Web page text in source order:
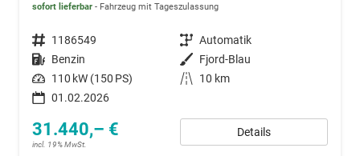
sofort lieferbar Fahrzeug mit Tageszulassung
Fahrzeugnummer 1186549 Getriebe Automatik
Kraftstoff Benzin Außenfarbe Fjord-Blau
Leistung 110 kW (150 PS) Kilometerstand
10 km
01.02.2026
31.440,– €
incl. 19% MwSt.
Details